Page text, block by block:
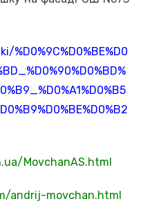
MovchanAS.html
andrij-movchan.html